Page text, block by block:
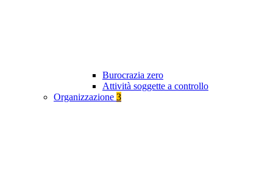
Burocrazia zero
Attività soggette a controllo
Organizzazione 3